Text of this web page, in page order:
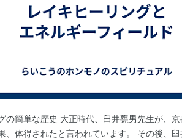
の簡単な歴史 大正時代、臼井甕男先生が、
、体得されたと言われています。 その後、